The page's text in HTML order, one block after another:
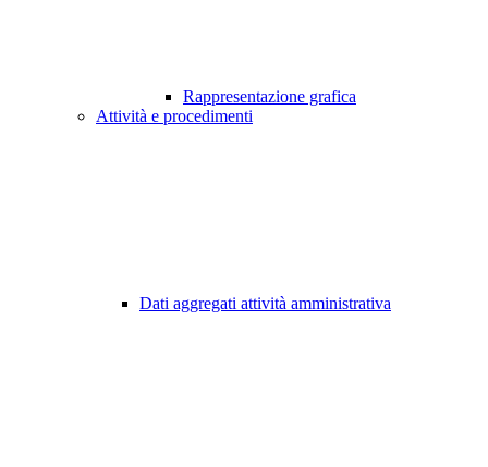
Rappresentazione grafica
Attività e procedimenti
Dati aggregati attività amministrativa